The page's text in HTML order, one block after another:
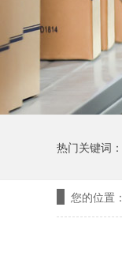
热门关键词：
您的位置：